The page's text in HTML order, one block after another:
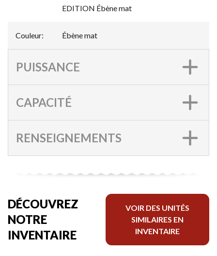
EDITION Ébène mat
Couleur: Ébène mat
PUISSANCE
CAPACITÉ
RENSEIGNEMENTS
DÉCOUVREZ
NOTRE
INVENTAIRE
VOIR DES UNITÉS
SIMILAIRES EN
INVENTAIRE